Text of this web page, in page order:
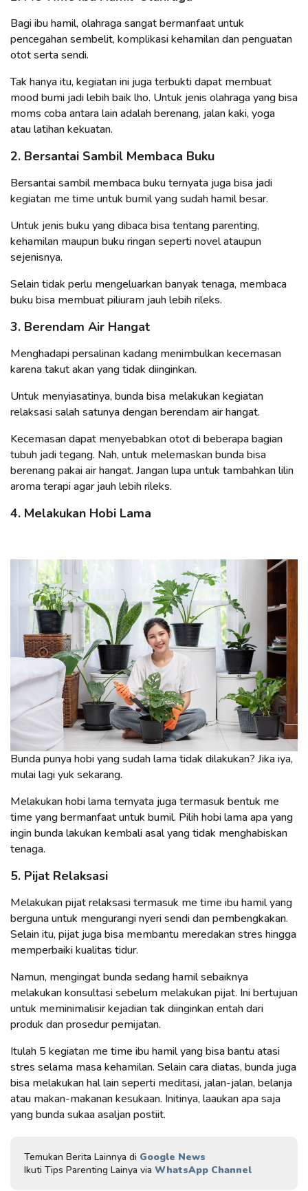
Bagi ibu hamil, olahraga sangat bermanfaat untuk
pencegahan sembelit, komplikasi kehamilan dan penguatan
otot serta sendi.
Tak hanya itu, kegiatan ini juga terbukti dapat membuat
mood bumi jadi lebih baik lho. Untuk jenis olahraga yang bisa
moms coba antara lain adalah berenang, jalan kaki, yoga
atau latihan kekuatan.
2. Bersantai Sambil Membaca Buku
Bersantai sambil membaca buku ternyata juga bisa jadi
kegiatan me time untuk bumil yang sudah hamil besar.
Untuk jenis buku yang dibaca bisa tentang parenting,
kehamilan maupun buku ringan seperti novel ataupun
sejenisnya.
Selain tidak perlu mengeluarkan banyak tenaga, membaca
buku bisa membuat piliuram jauh lebih rileks.
3. Berendam Air Hangat
Menghadapi persalinan kadang menimbulkan kecemasan
karena takut akan yang tidak diinginkan.
Untuk menyiasatinya, bunda bisa melakukan kegiatan
relaksasi salah satunya dengan berendam air hangat.
Kecemasan dapat menyebabkan otot di beberapa bagian
tubuh jadi tegang. Nah, untuk melemaskan bunda bisa
berenang pakai air hangat. Jangan lupa untuk tambahkan lilin
aroma terapi agar jauh lebih rileks.
4. Melakukan Hobi Lama
Bunda punya hobi yang sudah lama tidak dilakukan? Jika iya,
mulai lagi yuk sekarang.
Melakukan hobi lama ternyata juga termasuk bentuk me
time yang bermanfaat untuk bumil. Pilih hobi lama apa yang
ingin bunda lakukan kembali asal yang tidak menghabiskan
tenaga.
5. Pijat Relaksasi
Melakukan pijat relaksasi termasuk me time ibu hamil yang
berguna untuk mengurangi nyeri sendi dan pembengkakan.
Selain itu, pijat juga bisa membantu meredakan stres hingga
memperbaiki kualitas tidur.
Namun, mengingat bunda sedang hamil sebaiknya
melakukan konsultasi sebelum melakukan pijat. Ini bertujuan
untuk meminimalisir kejadian tak diinginkan entah dari
produk dan prosedur pemijatan.
Itulah 5 kegiatan me time ibu hamil yang bisa bantu atasi
stres selama masa kehamilan. Selain cara diatas, bunda juga
bisa melakukan hal lain seperti meditasi, jalan-jalan, belanja
atau makan-makanan kesukaan. Initinya, laaukan apa saja
yang bunda sukaa asaljan postiit.
Temukan Berita Lainnya di Google News
Ikuti Tips Parenting Lainya via WhatsApp Channel